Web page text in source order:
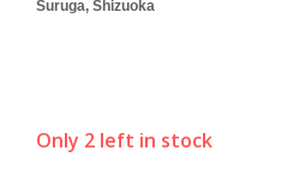
Suruga, Shizuoka
Only 2 left in stock